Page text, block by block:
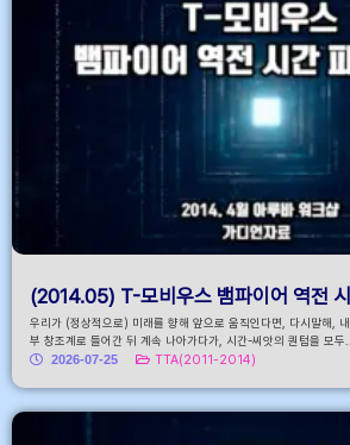
(2014.05) T-모비우스 뱀파이어 역전
우리가 (정상적으로) 미래를 향해 앞으로 움직인다면, 다시말해,
부 창조계로 들어간 뒤 계속 나아가다가, 시간-씨앗의 퀀텀을 모두...
2026-07-25
TTA(2011-2014)